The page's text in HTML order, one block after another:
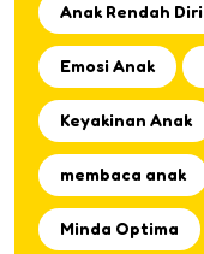
Anak Rendah Diri
Emosi Anak
Keyakinan Anak
membaca anak
Minda Optima